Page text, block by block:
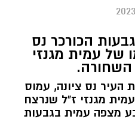
הכורכר נס
של עמית מגנזי
העיר נס ציונה, עמוס
מגנזי ז"ל שנרצח
מצפה עמית בגבעות